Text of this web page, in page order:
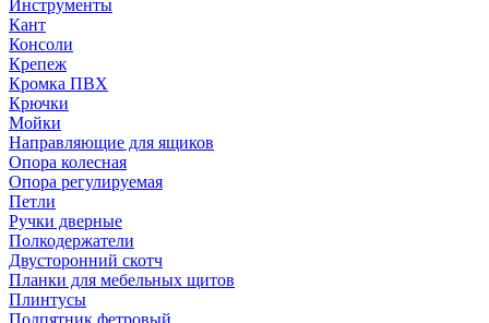
Инструменты
Кант
Консоли
Крепеж
Кромка ПВХ
Крючки
Мойки
Направляющие для ящиков
Опора колесная
Опора регулируемая
Петли
Ручки дверные
Полкодержатели
Двусторонний скотч
Планки для мебельных щитов
Плинтусы
Подпятник фетровый